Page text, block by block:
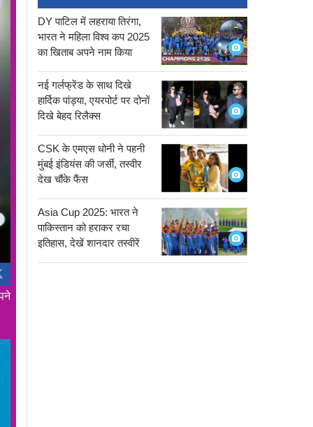
DY पाटिल में लहराया तिरंगा,
भारत ने महिला विश्व कप 2025
का खिताब अपने नाम किया
नई गर्लफ्रेंड के साथ दिखे
हार्दिक पांड्या, एयरपोर्ट पर दोनों
दिखे बेहद रिलैक्स
CSK के एमएस धोनी ने पहनी
मुंबई इंडियंस की जर्सी, तस्वीर
देख चौंके फैंस
Asia Cup 2025: भारत ने
पाकिस्तान को हराकर रचा
इतिहास, देखें शानदार तस्वीरें